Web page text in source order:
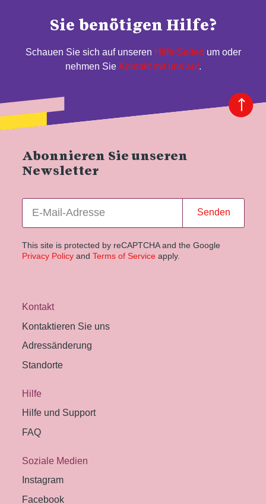
Sie benötigen Hilfe?
Schauen Sie sich auf unseren Hilfe-Seiten um oder
nehmen Sie Kontakt mit uns auf.
Abonnieren Sie unseren
Newsletter
Senden
This site is protected by reCAPTCHA and the Google
Privacy Policyand Terms of Service apply.
Kontakt
Kontaktieren Sie uns
Adressänderung
Standorte
Hilfe
Hilfe und Support
FAQ
Soziale Medien
Instagram
Facebook